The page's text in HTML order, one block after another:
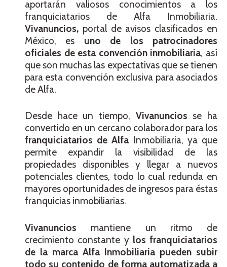
aportarán valiosos conocimientos a los
franquiciatarios de Alfa Inmobiliaria.
Vivanuncios, portal de avisos clasificados en
México, es uno de los patrocinadores
oficiales de esta convención inmobiliaria, así
que son muchas las expectativas que se tienen
para esta convención exclusiva para asociados
de Alfa.
Desde hace un tiempo, Vivanuncios se ha
convertido en un cercano colaborador para los
franquiciatarios de Alfa Inmobiliaria, ya que
permite expandir la visibilidad de las
propiedades disponibles y llegar a nuevos
potenciales clientes, todo lo cual redunda en
mayores oportunidades de ingresos para éstas
franquicias inmobiliarias.
Vivanuncios mantiene un ritmo de
crecimiento constante ylos franquiciatarios
de la marca Alfa Inmobiliaria pueden subir
todo su contenido de forma automatizada a